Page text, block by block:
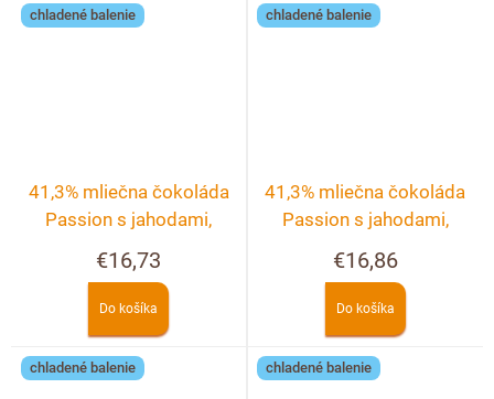
chladené balenie
41,3% mliečna čokoláda
Passion s jahodami,
€16,73
Do košíka
chladené balenie
41,3% mliečna čokoláda
Passion s jahodami,
ríbezľami
€16,86
Do košíka
chladené balenie chladené balenie